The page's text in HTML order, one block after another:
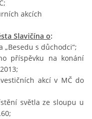
akcích
Slavičína o:
„Besedu s důchodci“;
příspěvku na konání
akcí v MČ do
světla ze sloupu u